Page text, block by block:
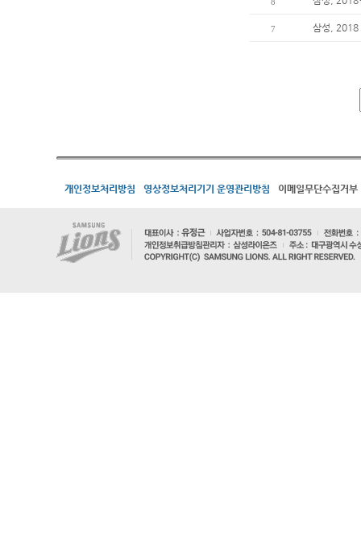
7 삼성, 2018
개인정보처리방침 영상정보처리기기 운영관리방침 이메일무단수집거부